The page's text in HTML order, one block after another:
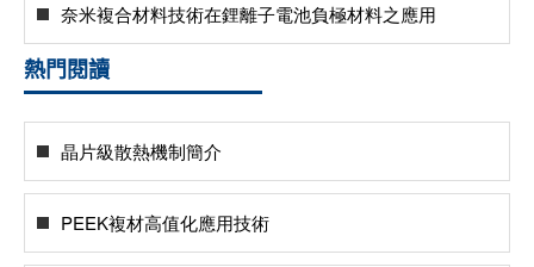
奈米複合材料技術在鋰離子電池負極材料之應用
熱門閱讀
晶片級散熱機制簡介
PEEK複材高值化應用技術